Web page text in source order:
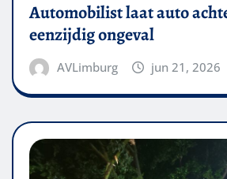
Automobilist laat auto
eenzijdig ongeval
AVLimburg jun 21, 2026